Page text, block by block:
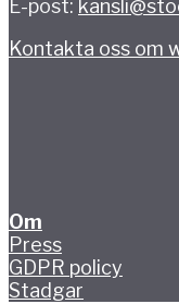
E-post:
Kontakta oss om
Om
Press
GDPR policy
Stadgar